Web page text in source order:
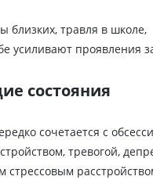
близких, травля в школе,
усиливают проявления
состояния
сочетается с
тревогой,
стрессовым